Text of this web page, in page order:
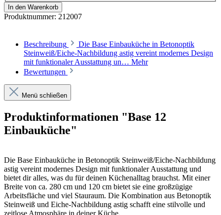
In den Warenkorb
Produktnummer: 212007
Beschreibung
Die Base Einbauküche in Betonoptik
Steinweiß/Eiche-Nachbildung astig vereint modernes Design
mit funktionaler Ausstattung un… Mehr
Bewertungen
Menü schließen
Produktinformationen "Base 12
Einbauküche"
Die Base Einbauküche in Betonoptik Steinweiß/Eiche-Nachbildung
astig vereint modernes Design mit funktionaler Ausstattung und
bietet dir alles, was du für deinen Küchenalltag brauchst. Mit einer
Breite von ca. 280 cm und 120 cm bietet sie eine großzügige
Arbeitsfläche und viel Stauraum. Die Kombination aus Betonoptik
Steinweiß und Eiche-Nachbildung astig schafft eine stilvolle und